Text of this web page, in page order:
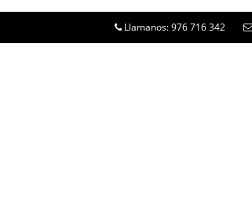
Llamanos: 976 716 342